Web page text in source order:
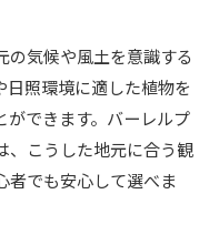
葉植物の効果
たらすリゾート感
ゾート風空間作り
なインテリアコーデ
観葉植物活用術
の癒やし時間
の気候や風土を意識する
日照環境に適した植物を
ができます。バーレルプ
、こうした地元に合う観
者でも安心して選べま